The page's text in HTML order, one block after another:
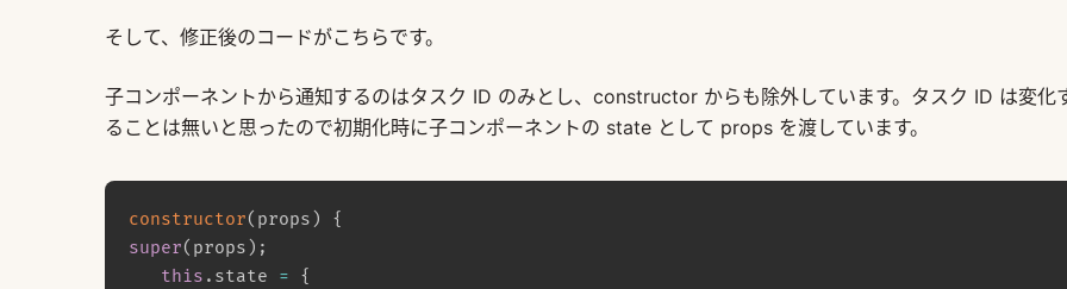
そして、修正後のコードがこちらです。
子コンポーネントから通知するのはタスク ID のみとし、constructor からも除外しています。タスク ID は変化
ることは無いと思ったので初期化時に子コンポーネントの state として props を渡しています。
constructor( props )
{
super( props ) ;
this . state = {